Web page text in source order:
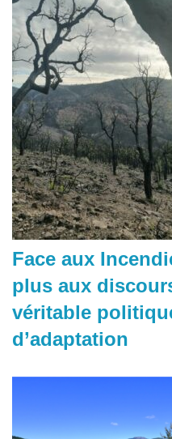
Face aux
plus aux
véritable
d’adaptation